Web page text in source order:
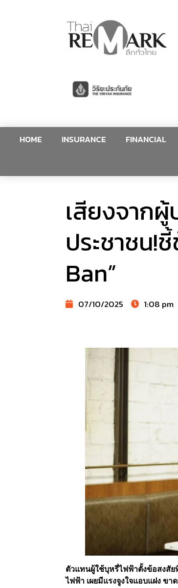
HOME INSURANCE FINANCIAL
เสียงจาก
ประชาชน!
Ban”
07/10/2025 1:08 pm
ตัวแทนผู้ใช้บุหรี่ไฟฟ้าตั้งข้อสงสั
ไฟฟ้า เผยมีแรงจูงใจแอบแฝง ข